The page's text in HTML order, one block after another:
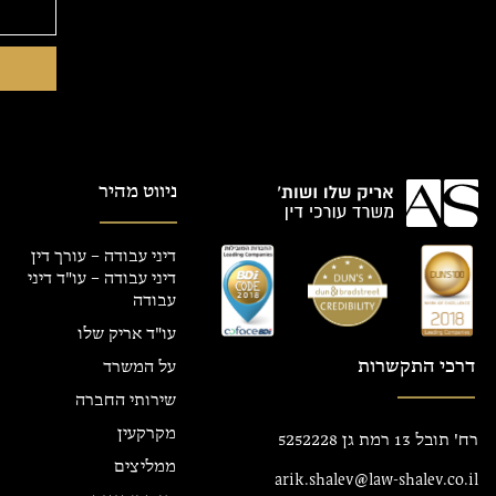
דרכי התקשרות
רח' תובל 13 רמת גן 5252228
arik.shalev@law-shalev.co.il
ניווט מהיר
דיני עבודה – עורך דין
דיני עבודה – עו"ד דיני
עבודה
עו"ד אריק שלו
על המשרד
שירותי החברה
מקרקעין
ממליצים